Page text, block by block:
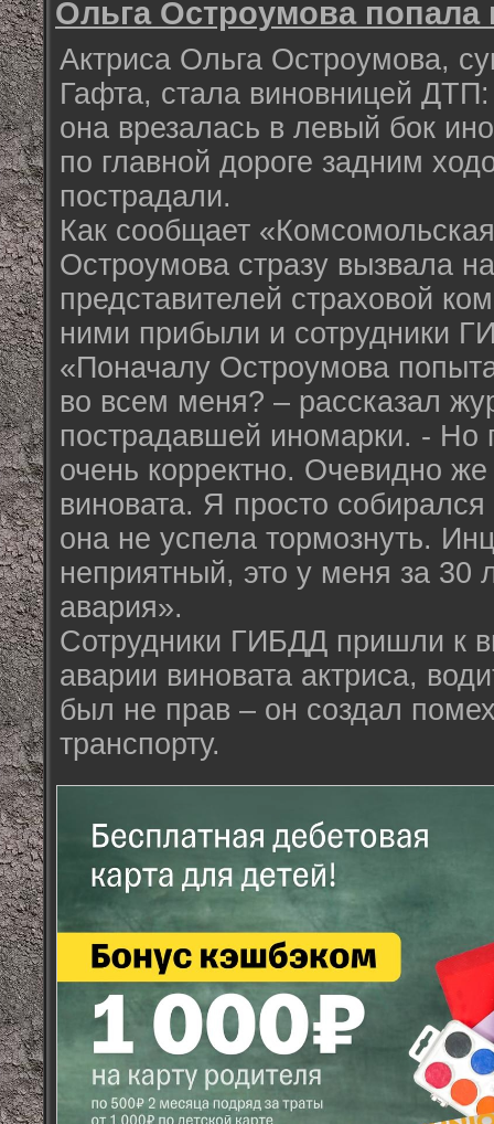
Ольга Остроумова попала
Актриса Ольга Остроумова,
Гафта, стала виновницей
она врезалась в левый бок
по главной дороге задним
пострадали.
Как сообщает
Остроумова стразу вызвала
представителей страховой
ними прибыли и сотрудники
«Поначалу Остроумова
во всем меня? – рассказал
пострадавшей иномарки. - Но
очень корректно. Очевидно
виновата. Я просто
она не успела тормознуть.
неприятный, это у меня за 30
авария».
Сотрудники ГИБДД пришли к
аварии виновата актриса,
был не прав – он создал
транспорту.